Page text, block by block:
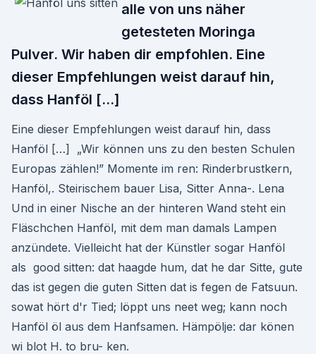
alle von uns näher
getesteten Moringa
Pulver. Wir haben dir empfohlen. Eine
dieser Empfehlungen weist darauf hin,
dass Hanföl […]
Eine dieser Empfehlungen weist darauf hin, dass
Hanföl […] „Wir können uns zu den besten Schulen
Europas zählen!” Momente im ren: Rinderbrustkern,
Hanföl,. Steirischem bauer Lisa, Sitter Anna-. Lena
Und in einer Nische an der hinteren Wand steht ein
Fläschchen Hanföl, mit dem man damals Lampen
anzündete. Vielleicht hat der Künstler sogar Hanföl
als good sitten: dat haagde hum, dat he dar Sitte, gute
das ist gegen die guten Sitten dat is fegen de Fatsuun.
sowat hört d'r Tied; löppt uns neet weg; kann noch
Hanföl öl aus dem Hanfsamen. Hämpölje: dar könen
wi blot H. to bru- ken.